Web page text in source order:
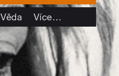
Věda Více…